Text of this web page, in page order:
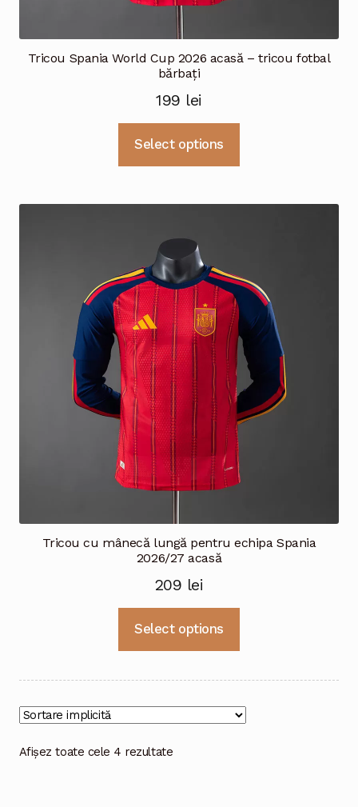
Tricou Spania World Cup 2026 acasă – tricou fotbal
bărbați
199 lei
Select options
pot
fi
alese
în
pagina
produsului.
Tricou cu mânecă lungă pentru echipa Spania
2026/27 acasă
209 lei
Select options
mai
multe
variații.
Afișez toate cele 4 rezultate